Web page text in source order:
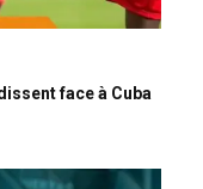
face à Cuba